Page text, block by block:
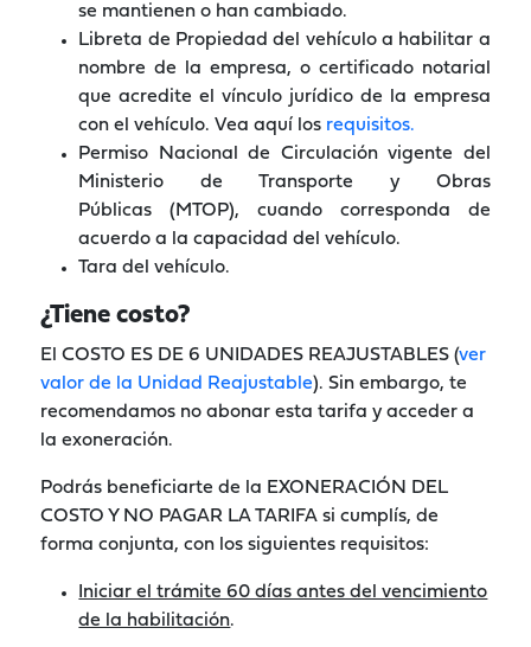
se mantienen o han cambiado.
Libreta de Propiedad del vehículo a habilitar a
nombre de la empresa, o certificado notarial
que acredite el vínculo jurídico de la empresa
con el vehículo. Vea aquí los requisitos.
Permiso Nacional de Circulación vigente del
Ministerio de Transporte y Obras
Públicas (MTOP), cuando corresponda de
acuerdo a la capacidad del vehículo.
Tara del vehículo.
¿Tiene costo?
El COSTO ES DE 6 UNIDADES REAJUSTABLES (ver
valor de la Unidad Reajustable). Sin embargo, te
recomendamos no abonar esta tarifa y acceder a
la exoneración.
Podrás beneficiarte de la EXONERACIÓN DEL
COSTO Y NO PAGAR LA TARIFA si cumplís, de
forma conjunta, con los siguientes requisitos:
Iniciar el trámite 60 días antes del vencimiento
de la habilitación.